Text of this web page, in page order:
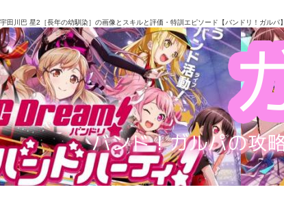
宇田川巴 星2［長年の幼馴染］の画像とスキルと評価・特訓エピソード【バンドリ！ガルパ】